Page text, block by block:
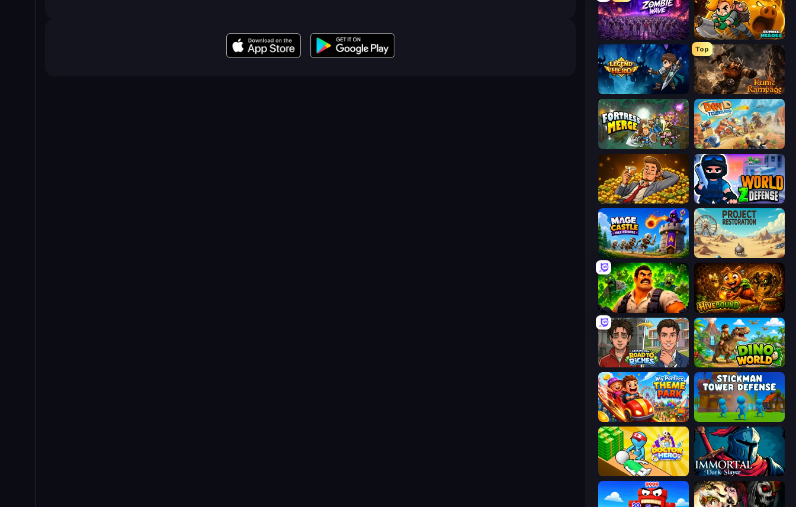
Idle Zombie Wave: Survivors Rumble Heroes
Legend of Hero
Top
Runic Rampage
Fortress Merge Day D Tower Rush
Idle Billionaire Tycoon World Z Defense - Zombie Defense
Mage Castle Idle Defense Project Restoration
Zombie Lab Escape Hivebound
Life Simulator: Road to Riches Dino World
My Perfect Theme Park
Doctor Hero Immortal: Dark Slayer